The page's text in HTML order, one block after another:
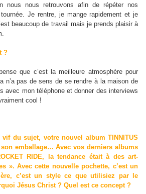
nous nous retrouvons afin de répéter nos
Je rentre, je mange rapidement et je
beaucoup de travail mais je prends plaisir à
?
que c’est la meilleure atmosphère pour
n’a pas de sens de se rendre à la maison de
avec mon téléphone et donner des interviews
cool !
vif du sujet, votre nouvel album TINNITUS
son emballage… Avec vos derniers albums
RIDE, la tendance était à des art-
». Avec cette nouvelle pochette, c’est un
c’est un style ce que utilisiez par le
Jésus Christ ? Quel est ce concept ?